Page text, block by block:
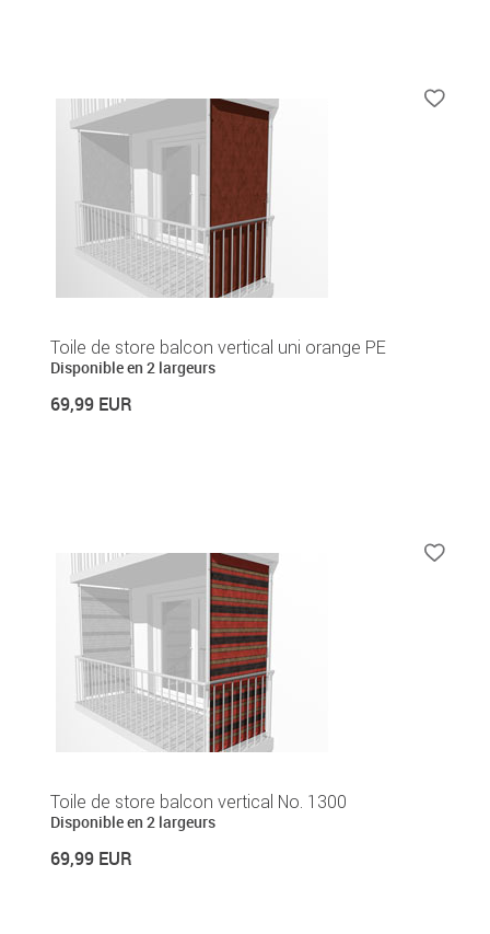
Toile de store balcon vertical uni orange PE
Disponible en 2 largeurs
69,99 EUR
Toile de store balcon vertical No. 1300
Disponible en 2 largeurs
69,99 EUR